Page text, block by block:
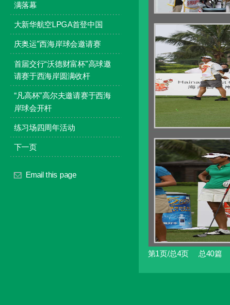
满落幕
大新华航空LPGA首登中国
庆奥运”西海岸球会邀请赛
首届交行“沃德财富杯”高球邀
请赛于西海岸圆满收杆
“凡高杯”高尔夫邀请赛于西海
岸球会开杆
练习场四周年活动
下一页
Email this page
第1页/总4页 总40篇